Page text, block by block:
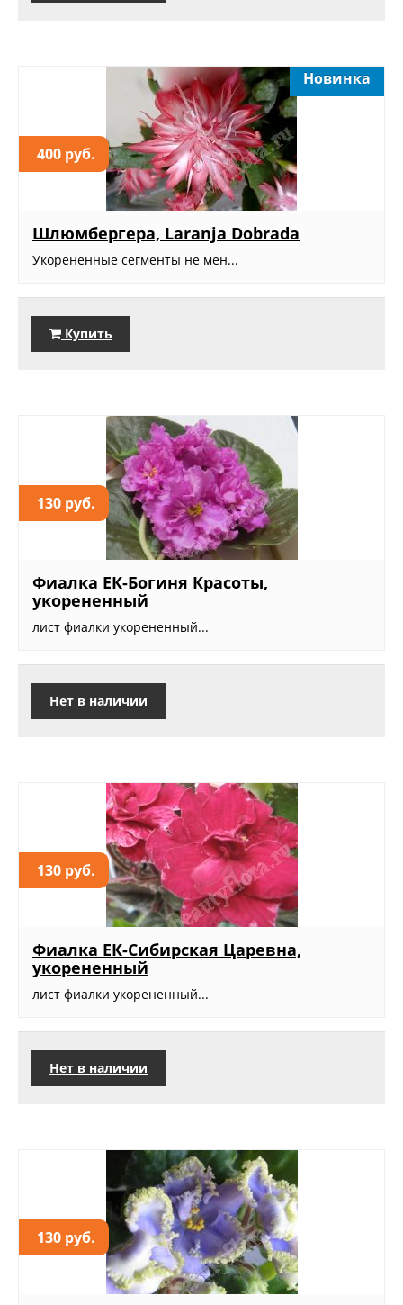
400 руб.
Новинка
Шлюмбергера, Laranja Dobrada
Укорененные сегменты не мен...
Купить
130 руб.
Фиалка ЕК-Богиня Красоты,
укорененный
лист фиалки укорененный...
Нет в наличии
130 руб.
Фиалка ЕК-Сибирская Царевна,
укорененный
лист фиалки укорененный...
Нет в наличии
130 руб.